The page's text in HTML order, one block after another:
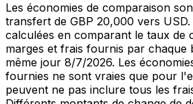
Les économies de comparaison
transfert de GBP 20,000 vers
calculées en comparant le taux de
marges et frais fournis par chaque
même jour 8/7/2026. Les
fournies ne sont vraies que pour
peuvent ne pas inclure tous les